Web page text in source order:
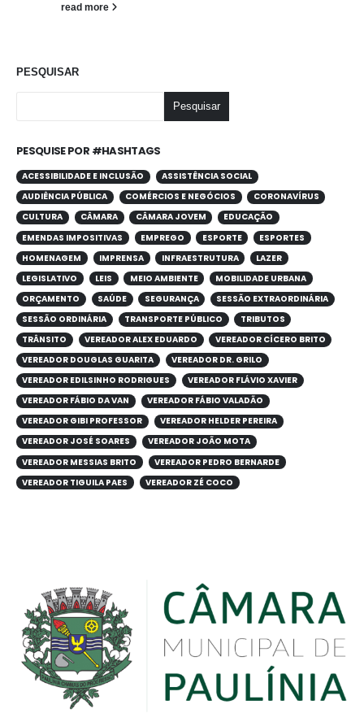
read more
PESQUISAR
Pesquisar
PESQUISE POR #HASHTAGS
ACESSIBILIDADE E INCLUSÃO
ASSISTÊNCIA SOCIAL
AUDIÊNCIA PÚBLICA
COMÉRCIOS E NEGÓCIOS
CORONAVÍRUS
CULTURA
CÂMARA CÂMARA JOVEM
EDUCAÇÃO
EMENDAS IMPOSITIVAS
EMPREGO ESPORTE
ESPORTES
HOMENAGEM
IMPRENSA INFRAESTRUTURA
LAZER
LEGISLATIVO
LEIS MEIO AMBIENTE
MOBILIDADE URBANA
ORÇAMENTO
SAÚDE SEGURANÇA
SESSÃO EXTRAORDINÁRIA
SESSÃO ORDINÁRIA
TRANSPORTE PÚBLICO
TRIBUTOS
TRÂNSITO
VEREADOR ALEX EDUARDO
VEREADOR CÍCERO BRITO
VEREADOR DOUGLAS GUARITA
VEREADOR DR. GRILO
VEREADOR EDILSINHO RODRIGUES
VEREADOR FLÁVIO XAVIER
VEREADOR FÁBIO DA VAN
VEREADOR FÁBIO VALADÃO
VEREADOR GIBI PROFESSOR
VEREADOR HELDER PEREIRA
VEREADOR JOSÉ SOARES
VEREADOR JOÃO MOTA
VEREADOR MESSIAS BRITO
VEREADOR PEDRO BERNARDE
VEREADOR TIGUILA PAES
VEREADOR ZÉ COCO